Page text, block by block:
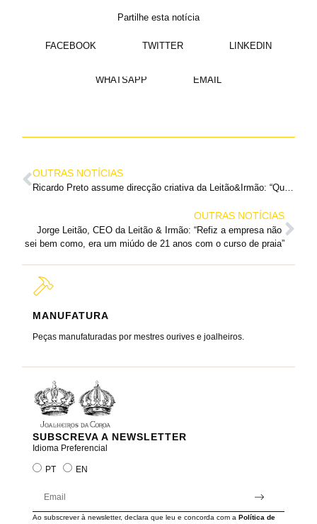
Partilhe esta notícia
FACEBOOK TWITTER LINKEDIN
WHATSAPP EMAIL
OUTRAS NOTÍCIAS
Ricardo Preto assume direcção criativa da Leitão&Irmão: “Quero trazer contemporaneidade”
OUTRAS NOTÍCIAS
Jorge Leitão, CEO da Leitão & Irmão: “Refiz a empresa não
sei bem como, era um miúdo de 21 anos com o curso de praia”
MANUFATURA
Peças manufaturadas por mestres ourives e joalheiros.
SUBSCREVA A NEWSLETTER
Idioma Preferencial
PT EN
Ao subscrever à newsletter, declara que leu e concorda com aPolítica de